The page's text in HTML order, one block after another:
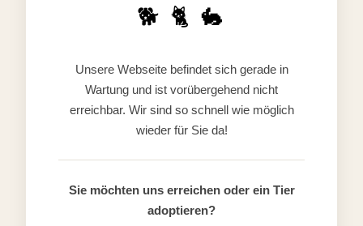
🐕 🐈 🐇
Unsere Webseite befindet sich gerade in
Wartung und ist vorübergehend nicht
erreichbar. Wir sind so schnell wie möglich
wieder für Sie da!
Sie möchten uns erreichen oder ein Tier
adoptieren?